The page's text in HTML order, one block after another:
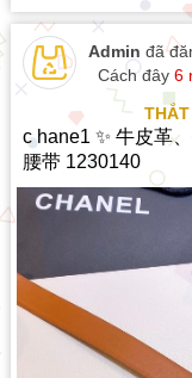
Admin đã
Cách đây 6
c hane1 ✨ 牛皮革
腰带 1230140